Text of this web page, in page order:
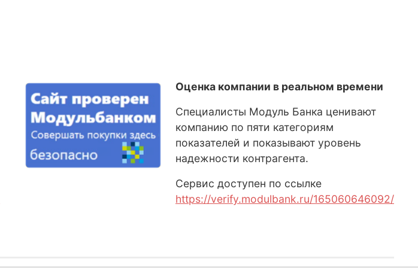
Оценка компании в реальном времени
Специалисты Модуль Банка ценивают
компанию по пяти категориям
показателей и показывают уровень
надежности контрагента.
Сервис доступен по ссылке
https://verify.modulbank.ru/165060646092/